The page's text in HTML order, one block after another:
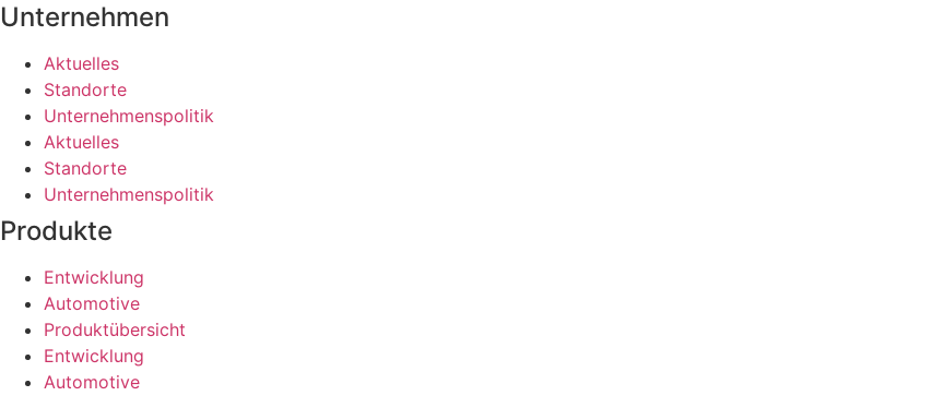
Unternehmen
Aktuelles
Standorte
Unternehmenspolitik
Aktuelles
Standorte
Unternehmenspolitik
Produkte
Entwicklung
Automotive
Produktübersicht
Entwicklung
Automotive